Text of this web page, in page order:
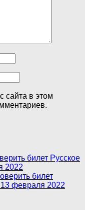
сайта в этом
билет Русское
2022
билет
февраля 2022